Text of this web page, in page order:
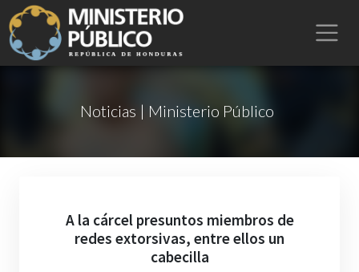
Noticias | Ministerio Público
A la cárcel presuntos miembros de
redes extorsivas, entre ellos un
cabecilla